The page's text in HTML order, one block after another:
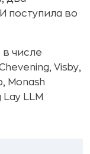
поступила во
в числе
Visby,
Monash
Lay LLM